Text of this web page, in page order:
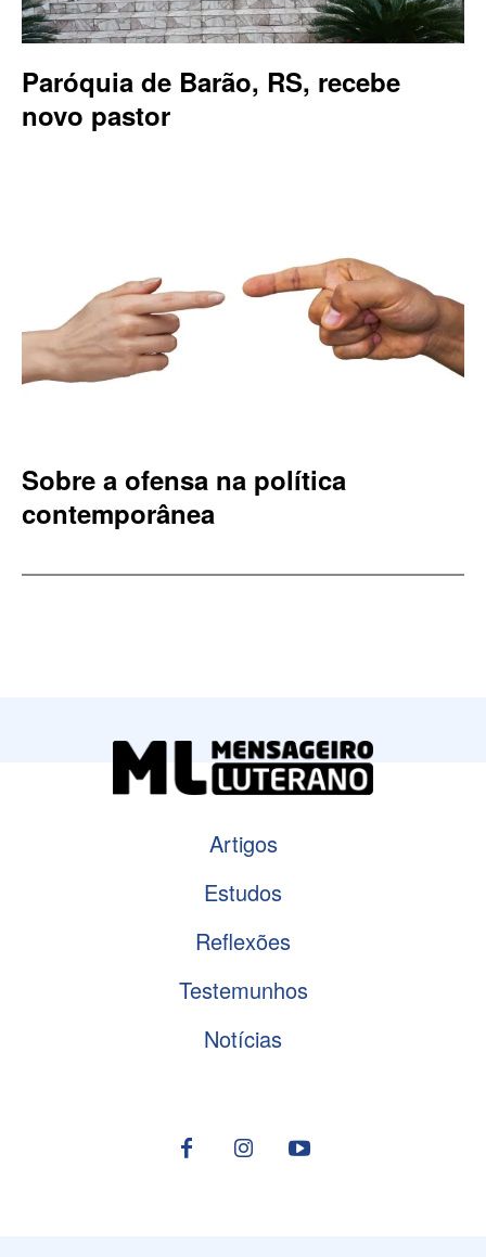
Paróquia de Barão, RS, recebe
novo pastor
Sobre a ofensa na política
contemporânea
Artigos
Estudos
Reflexões
Testemunhos
Notícias